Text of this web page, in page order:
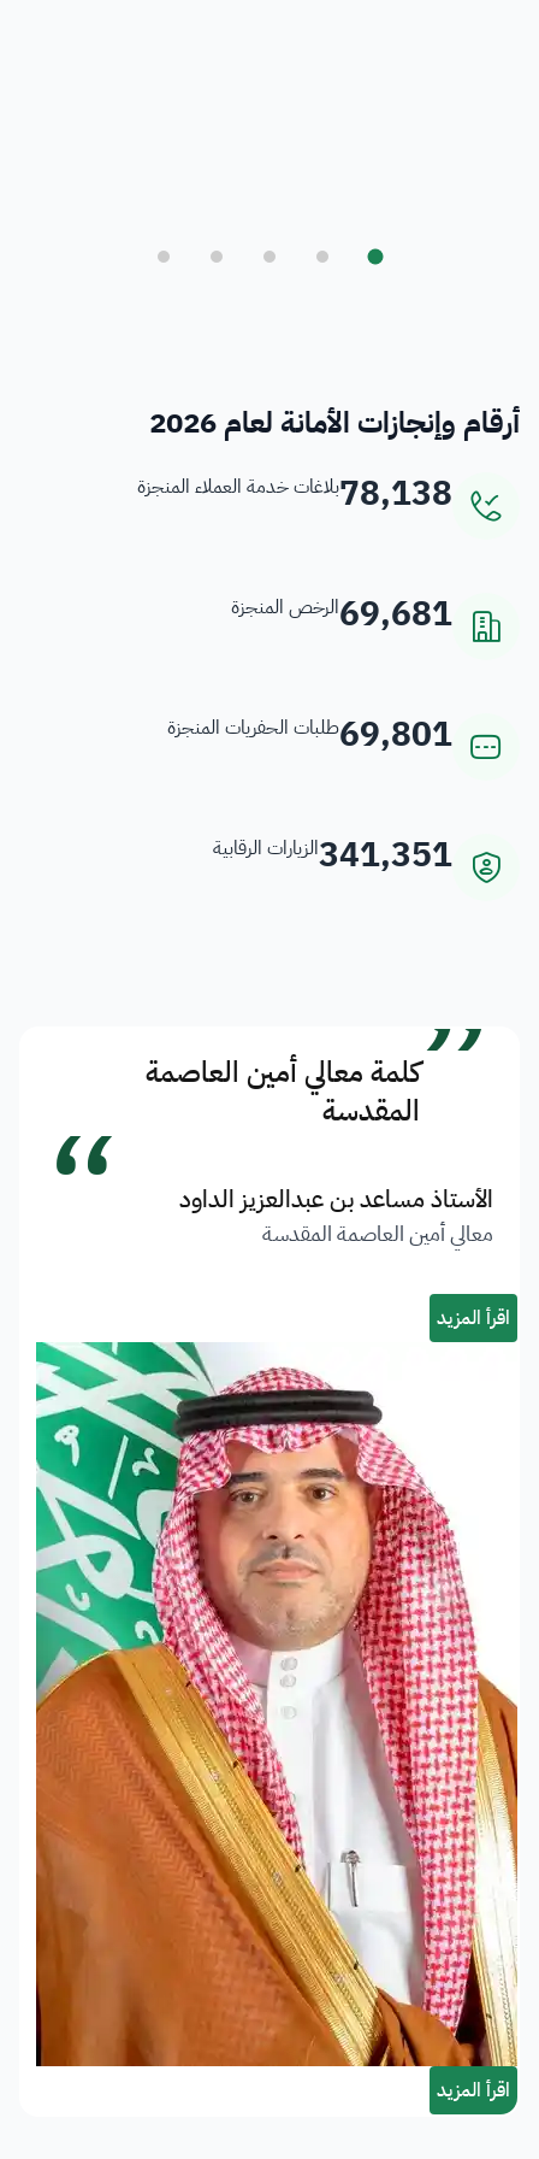
أرقام وإنجازات الأمانة لعام 2026
78,138بلاغات خدمة العملاء المنجزة
69,681الرخص المنجزة
69,801طلبات الحفريات المنجزة
341,351الزيارات الرقابية
”كلمة معالي أمين العاصمة
المقدسة
الأستاذ مساعد بن عبدالعزيز الداود
معالي أمين العاصمة المقدسة “